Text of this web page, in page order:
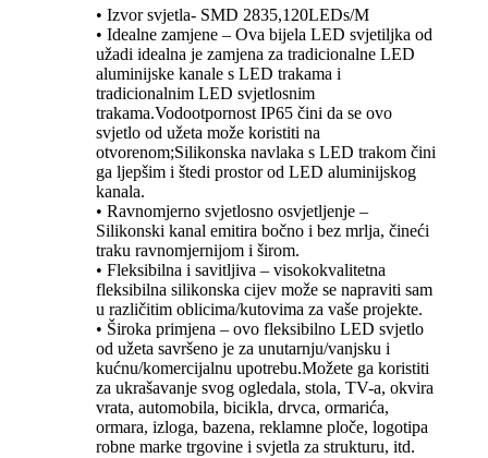
• Izvor svjetla- SMD 2835,120LEDs/M
• Idealne zamjene – Ova bijela LED svjetiljka od
užadi idealna je zamjena za tradicionalne LED
aluminijske kanale s LED trakama i
tradicionalnim LED svjetlosnim
trakama.Vodootpornost IP65 čini da se ovo
svjetlo od užeta može koristiti na
otvorenom;Silikonska navlaka s LED trakom čini
ga ljepšim i štedi prostor od LED aluminijskog
kanala.
• Ravnomjerno svjetlosno osvjetljenje –
Silikonski kanal emitira bočno i bez mrlja, čineći
traku ravnomjernijom i širom.
• Fleksibilna i savitljiva – visokokvalitetna
fleksibilna silikonska cijev može se napraviti sam
u različitim oblicima/kutovima za vaše projekte.
• Široka primjena – ovo fleksibilno LED svjetlo
od užeta savršeno je za unutarnju/vanjsku i
kućnu/komercijalnu upotrebu.Možete ga koristiti
za ukrašavanje svog ogledala, stola, TV-a, okvira
vrata, automobila, bicikla, drvca, ormarića,
ormara, izloga, bazena, reklamne ploče, logotipa
robne marke trgovine i svjetla za strukturu, itd.